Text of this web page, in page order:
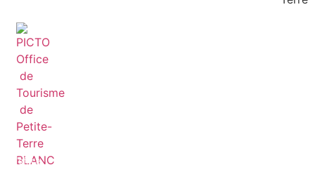
L'office